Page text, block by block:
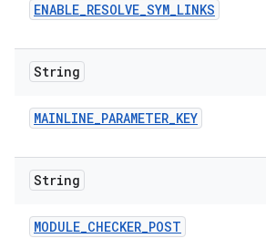
ENABLE_RESOLVE_SYM_LINKS
String
MAINLINE_PARAMETER_KEY
String
MODULE_CHECKER_POST